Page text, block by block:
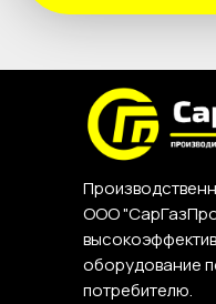
ООО
оборудование
потребителю.